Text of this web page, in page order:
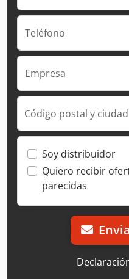
Teléfono
Empresa
Código postal y ciudad
Soy distribuidor
Quiero recibir
parecidas